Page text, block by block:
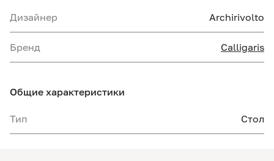
Дизайнер Archirivolto
Бренд Calligaris
Общие характеристики
Тип Стол